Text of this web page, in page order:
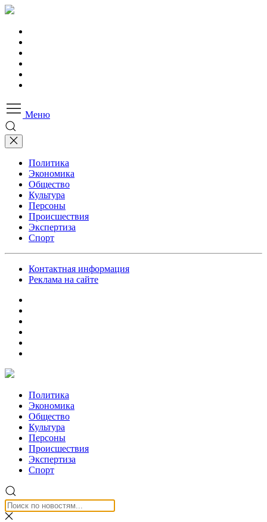
Меню
Политика
Экономика
Общество
Культура
Персоны
Происшествия
Экспертиза
Спорт
Контактная информация
Реклама на сайте
Политика
Экономика
Общество
Культура
Персоны
Происшествия
Экспертиза
Спорт